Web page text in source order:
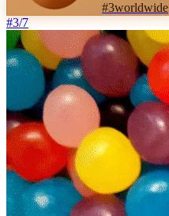
#3worldwide
#3/7